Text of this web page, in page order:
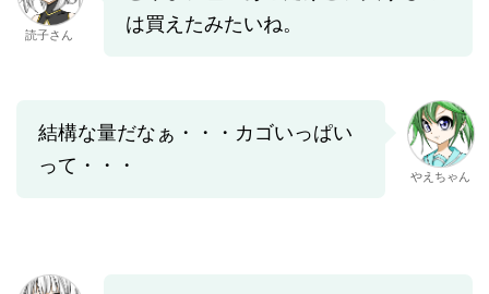
読子さん
は買えたみたいね。
結構な量だなぁ・・・カゴいっぱい
って・・・
やえちゃん